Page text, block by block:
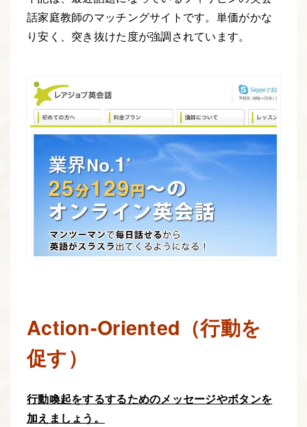
話家庭教師のマッチングサイトです。単価がかな
り安く、突き抜けた度が強調されています。
Action-Oriented（行動を
促す）
行動喚起をするするためのメッセージやボタンを
加えましょう。